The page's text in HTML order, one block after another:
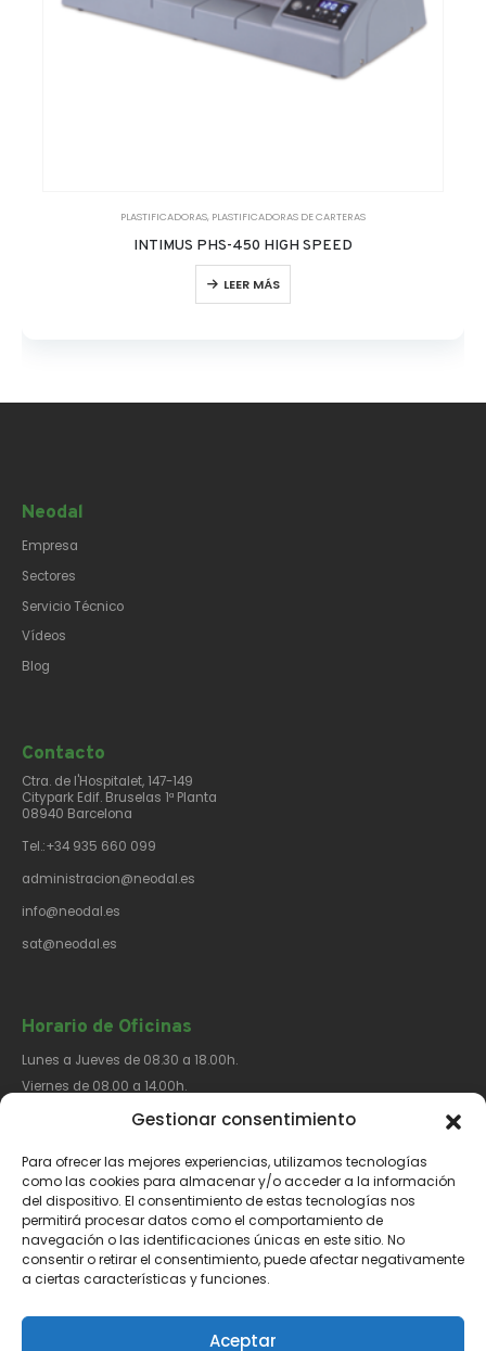
Gestionar consentimiento
Para ofrecer las mejores experiencias, utilizamos tecnologías
como las cookies para almacenar y/o acceder a la información
del dispositivo. El consentimiento de estas tecnologías nos
permitirá procesar datos como el comportamiento de
navegación o las identificaciones únicas en este sitio. No
consentir o retirar el consentimiento, puede afectar negativamente
a ciertas características y funciones.
Aceptar
PLASTIFICADORAS, PLASTIFICADORAS DE CARTERAS
INTIMUS PHS-450 HIGH SPEED
LEER MÁS
Neodal
Empresa
Sectores
Servicio Técnico
Vídeos
Blog
Contacto​
Ctra. de l'Hospitalet, 147-149
Citypark Edif. Bruselas 1ª Planta
08940 Barcelona
Tel.:+34 935 660 099
administracion@neodal.es
info@neodal.es
sat@neodal.es
Horario de Oficinas
Lunes a Jueves de 08.30 a 18.00h.
Viernes de 08.00 a 14.00h.
Síguenos​
Aviso Legal Política de Privacidad Política de Cookies